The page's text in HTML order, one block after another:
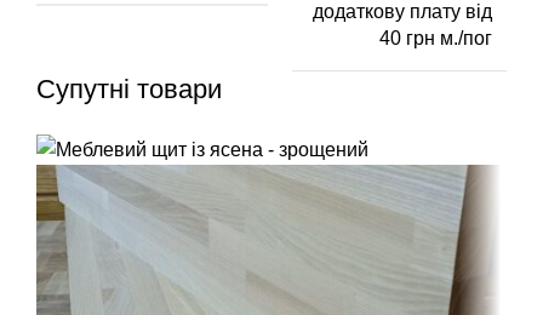
додаткову плату від
40 грн м./пог
Супутні товари